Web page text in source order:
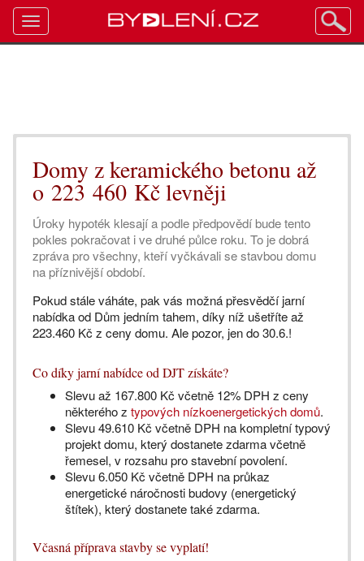
Domy z keramického betonu až
o 223 460 Kč levněji
Úroky hypoték klesají a podle předpovědí bude tento
pokles pokračovat i ve druhé půlce roku. To je dobrá
zpráva pro všechny, kteří vyčkávali se stavbou domu
na příznivější období.
Pokud stále váháte, pak vás možná přesvědčí jarní
nabídka od Dům jedním tahem, díky níž ušetříte až
223.460 Kč z ceny domu. Ale pozor, jen do 30.6.!
Co díky jarní nabídce od DJT získáte?
Slevu až 167.800 Kč včetně 12% DPH z ceny
některého z typových nízkoenergetických domů.
Slevu 49.610 Kč včetně DPH na kompletní typový
projekt domu, který dostanete zdarma včetně
řemesel, v rozsahu pro stavební povolení.
Slevu 6.050 Kč včetně DPH na průkaz
energetické náročnosti budovy (energetický
štítek), který dostanete také zdarma.
Včasná příprava stavby se vyplatí!
Toggle
navigation